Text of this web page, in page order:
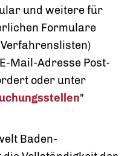
und weitere für
Formulare
Mail-Adresse Post-
oder unter
"
Baden-